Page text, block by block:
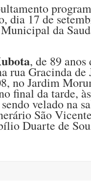
dia 17 de
da
, de 89 anos
rua Gracinda de
no Jardim
final da tarde,
velado na
São
Duarte de